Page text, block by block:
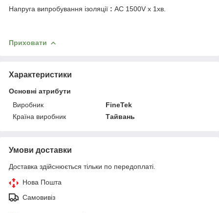
Напруга випробування ізоляції : AC 1500V х 1хв.
Приховати
Характеристики
Основні атрибути
Виробник
FineTek
Країна виробник
Тайвань
Умови доставки
Доставка здійснюється тільки по передоплаті.
Нова Пошта
Самовивіз